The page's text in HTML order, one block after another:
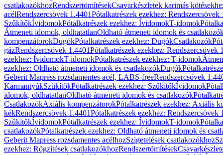
csatlakozókhozRendszertömítésekCsavarkészletek karimás
acélRendszercsövek 1.4401Pótalkatrészek ezekhez: Rendszercsövek
SzűkítőkÍvidomokPótalkatrészek ezekhez: ÍvidomokT-idomok
Átmeneti idomok, oldhatatlanOldható átmeneti idomok és
kompenzátorokDugókPótalkatrészek ezekhez: DugókCsatlakozók
gázRendszercsövek 1.4401Pótalkatrészek ezekhez: Rendszercsövek
ezekhez: ÍvidomokT-idomokPótalkatrészek ezekhez: T-idomok
ezekhez: Oldható átmeneti idomok és csatlakozókDugók
Geberit Mapress rozsdamentes acél, LABS-freeRendszercsövek
KarmantyúkSzűkítőkPótalkatrészek ezekhez: SzűkítőkÍvidomok
idomok, oldhatatlanOldható átmeneti idomok és csatlakozók
CsatlakozókAxiális kompenzátorokPótalkatrészek ezekhez: Axiális
kékRendszercsövek 1.4401Pótalkatrészek ezekhez: Rendszercsövek
SzűkítőkÍvidomokPótalkatrészek ezekhez: ÍvidomokT-idomok
csatlakozókPótalkatrészek ezekhez: Oldható átmeneti idomok és
Geberit Mapress rozsdamentes acélhozSzigetelések csatlakozókhoz
ezekhez: Rögzítések csatlakozókhozRendszertömítések